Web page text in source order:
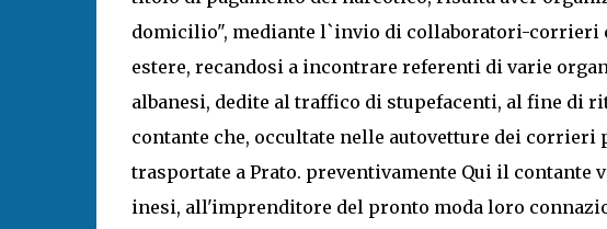
domicilio", mediante l`invio di collaboratori-corrieri
estere, recandosi a incontrare referenti di varie
albanesi, dedite al traffico di stupefacenti, al fine di
contante che, occultate nelle autovetture dei
trasportate a Prato. preventivamente Qui il contante
inesi, all'imprenditore del pronto moda loro